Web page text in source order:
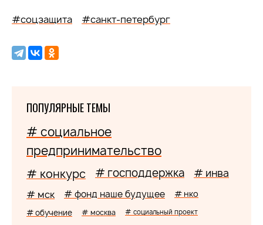
#соцзащита #санкт-петербург
ПОПУЛЯРНЫЕ ТЕМЫ
# социальное
предпринимательство
# конкурс # господдержка # инва
# мск # фонд наше будущее # нко
# обучение # москва # социальный проект